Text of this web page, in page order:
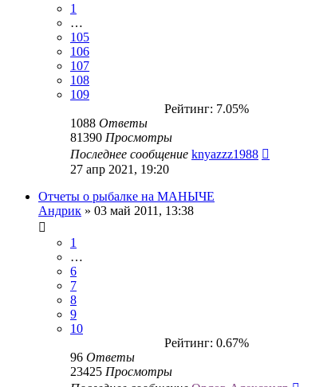
1
…
105
106
107
108
109
Рейтинг: 7.05%
1088 Ответы
81390 Просмотры
Последнее сообщение knyazzz1988
27 апр 2021, 19:20
Отчеты о рыбалке на МАНЫЧЕ
Андрик » 03 май 2011, 13:38
1
…
6
7
8
9
10
Рейтинг: 0.67%
96 Ответы
23425 Просмотры